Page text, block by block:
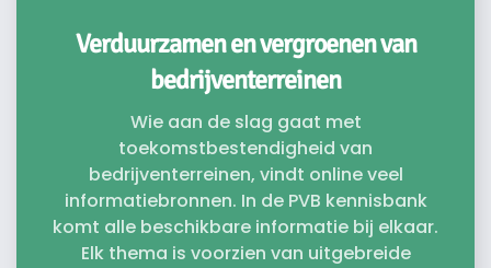
Verduurzamen en vergroenen van
bedrijventerreinen
Wie aan de slag gaat met
toekomstbestendigheid van
bedrijventerreinen, vindt online veel
informatiebronnen. In de PVB kennisbank
komt alle beschikbare informatie bij elkaar.
Elk thema is voorzien van uitgebreide